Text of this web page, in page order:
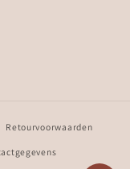
Retourvoorwaarden